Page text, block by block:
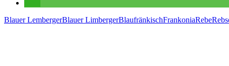
Blauer LembergerBlauer LimbergerBlaufränkischFrankoniaRebe